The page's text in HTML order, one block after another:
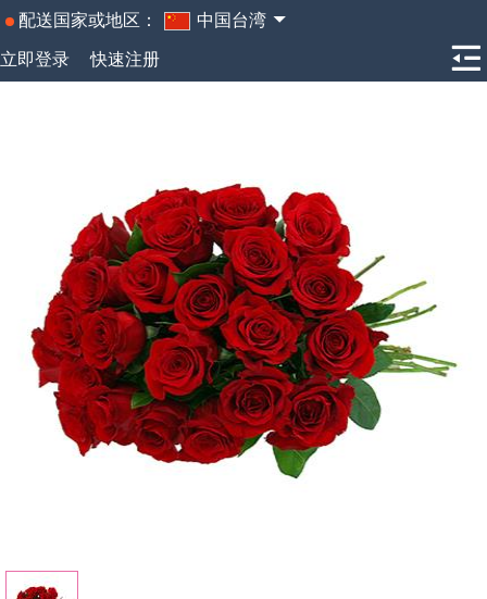
配送国家或地区：
中国台湾
立即登录
快速注册